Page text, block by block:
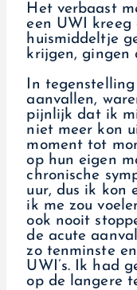
Het verbaast
een UWI
huismiddeltje
krijgen, gingen
In
aanvallen,
pijnlijk dat ik
niet meer kon
moment tot
op hun eigen
chronische
uur, dus ik kon
ik me zou
ook nooit
de acute
zo tenminste
UWI’s. Ik had
op de langere